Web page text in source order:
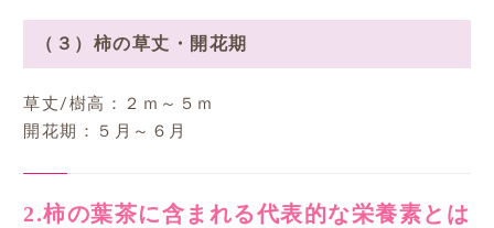
（３）柿の草丈・開花期
草丈/樹高：２ｍ～５ｍ
開花期：５月～６月
2.柿の葉茶に含まれる代表的な栄養素とは